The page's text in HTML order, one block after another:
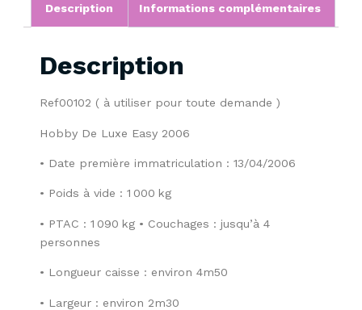
Description Informations complémentaires
Description
Ref00102 ( à utiliser pour toute demande )
Hobby De Luxe Easy 2006
• Date première immatriculation : 13/04/2006
• Poids à vide : 1 000 kg
• PTAC : 1 090 kg • Couchages : jusqu’à 4
personnes
• Longueur caisse : environ 4m50
• Largeur : environ 2m30